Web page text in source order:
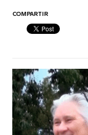
COMPARTIR